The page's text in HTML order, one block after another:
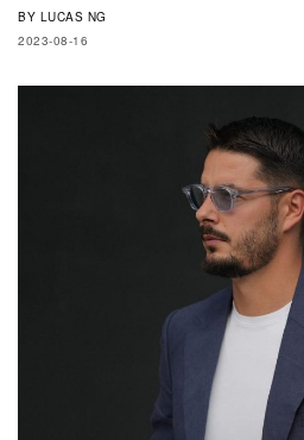
BY LUCAS NG
2023-08-16